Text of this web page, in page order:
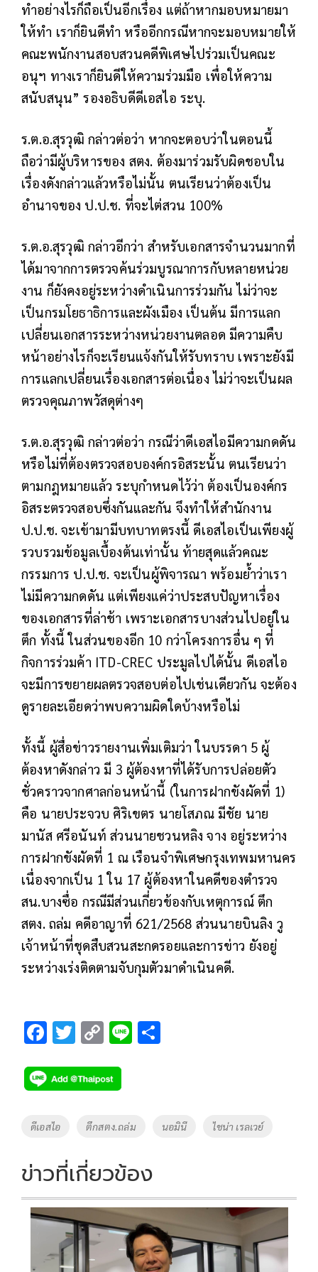
ทำอย่างไรก็ถือเป็นอีกเรื่อง แต่ถ้าหากมอบหมายมา
ให้ทำ เราก็ยินดีทำ หรืออีกกรณีหากจะมอบหมายให้
คณะพนักงานสอบสวนคดีพิเศษไปร่วมเป็นคณะ
อนุฯ ทางเราก็ยินดีให้ความร่วมมือ เพื่อให้ความ
สนับสนุน” รองอธิบดีดีเอสไอ ระบุ.
ร.ต.อ.สุรวุฒิ กล่าวต่อว่า หากจะตอบว่าในตอนนี้
ถือว่ามีผู้บริหารของ สตง. ต้องมาร่วมรับผิดชอบใน
เรื่องดังกล่าวแล้วหรือไม่นั้น ตนเรียนว่าต้องเป็น
อำนาจของ ป.ป.ช. ที่จะไต่สวน 100%
ร.ต.อ.สุรวุฒิ กล่าวอีกว่า สำหรับเอกสารจำนวนมากที่
ได้มาจากการตรวจค้นร่วมบูรณาการกับหลายหน่วย
งาน ก็ยังคงอยู่ระหว่างดำเนินการร่วมกัน ไม่ว่าจะ
เป็นกรมโยธาธิการและผังเมือง เป็นต้น มีการแลก
เปลี่ยนเอกสารระหว่างหน่วยงานตลอด มีความคืบ
หน้าอย่างไรก็จะเรียนแจ้งกันให้รับทราบ เพราะยังมี
การแลกเปลี่ยนเรื่องเอกสารต่อเนื่อง ไม่ว่าจะเป็นผล
ตรวจคุณภาพวัสดุต่างๆ
ร.ต.อ.สุรวุฒิ กล่าวต่อว่า กรณีว่าดีเอสไอมีความกดดัน
หรือไม่ที่ต้องตรวจสอบองค์กรอิสระนั้น ตนเรียนว่า
ตามกฎหมายแล้ว ระบุกำหนดไว้ว่า ต้องเป็นองค์กร
อิสระตรวจสอบซึ่งกันและกัน จึงทำให้สำนักงาน
ป.ป.ช. จะเข้ามามีบทบาทตรงนี้ ดีเอสไอเป็นเพียงผู้
รวบรวมข้อมูลเบื้องต้นเท่านั้น ท้ายสุดแล้วคณะ
กรรมการ ป.ป.ช. จะเป็นผู้พิจารณา พร้อมย้ำว่าเรา
ไม่มีความกดดัน แต่เพียงแค่ว่าประสบปัญหาเรื่อง
ของเอกสารที่ล่าช้า เพราะเอกสารบางส่วนไปอยู่ใน
ตึก ทั้งนี้ ในส่วนของอีก 10 กว่าโครงการอื่น ๆ ที่
กิจการร่วมค้า ITD-CREC ประมูลไปได้นั้น ดีเอสไอ
จะมีการขยายผลตรวจสอบต่อไปเช่นเดียวกัน จะต้อง
ดูรายละเอียดว่าพบความผิดใดบ้างหรือไม่
ทั้งนี้ ผู้สื่อข่าวรายงานเพิ่มเติมว่า ในบรรดา 5 ผู้
ต้องหาดังกล่าว มี 3 ผู้ต้องหาที่ได้รับการปล่อยตัว
ชั่วคราวจากศาลก่อนหน้านี้ (ในการฝากขังผัดที่ 1)
คือ นายประจวบ ศิริเขตร นายโสภณ มีชัย นาย
มานัส ศรีอนันท์ ส่วนนายชวนหลิง จาง อยู่ระหว่าง
การฝากขังผัดที่ 1 ณ เรือนจำพิเศษกรุงเทพมหานคร
เนื่องจากเป็น 1 ใน 17 ผู้ต้องหาในคดีของตำรวจ
สน.บางซื่อ กรณีมีส่วนเกี่ยวข้องกับเหตุการณ์ ตึก
สตง. ถล่ม คดีอาญาที่ 621/2568 ส่วนนายบินลิง วู
เจ้าหน้าที่ชุดสืบสวนสะกดรอยและการข่าว ยังอยู่
ระหว่างเร่งติดตามจับกุมตัวมาดำเนินคดี.
F
e
b
o
k
T
tt
er
C
p
y
Li
k
Li
Tags
ดีเอสไอ ตึกสตง.ถล่ม นอมินี ไชน่า เรลเวย์
ข่าวที่เกี่ยวข้อง